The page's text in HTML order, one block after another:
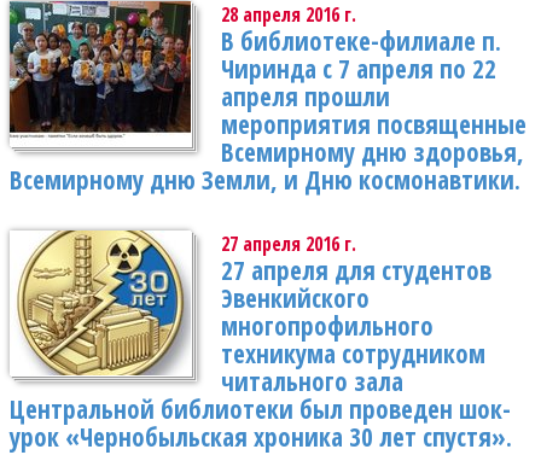
28 апреля 2016 г.
В библиотеке-филиале п.
Чиринда с 7 апреля по 22
апреля прошли
мероприятия посвященные
Всемирному дню здоровья,
Всемирному дню Земли, и Дню космонавтики.
27 апреля 2016 г.
27 апреля для студентов
Эвенкийского
многопрофильного
техникума сотрудником
читального зала
Центральной библиотеки был проведен шок-
урок «Чернобыльская хроника 30 лет спустя».